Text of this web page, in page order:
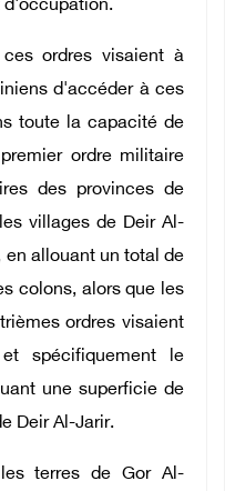
ordres visaient à
d'accéder à ces
toute la capacité de
ordre militaire
des provinces de
villages de Deir Al-
allouant un total de
colons, alors que les
ordres visaient
spécifiquement le
une superficie de
Deir Al-Jarir.
terres de Gor Al-